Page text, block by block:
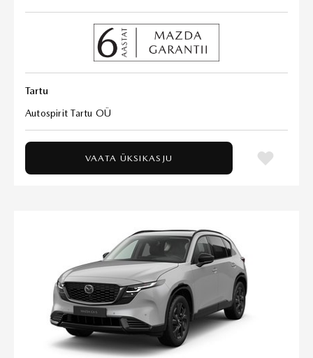
Tartu
Autospirit Tartu OÜ
VAATA ÜKSIKASJU